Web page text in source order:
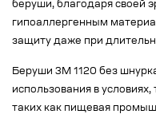
беруши, благодаря своей
гипоаллергенным
защиту даже при
Беруши 3M 1120 без
использования в
таких как пищевая